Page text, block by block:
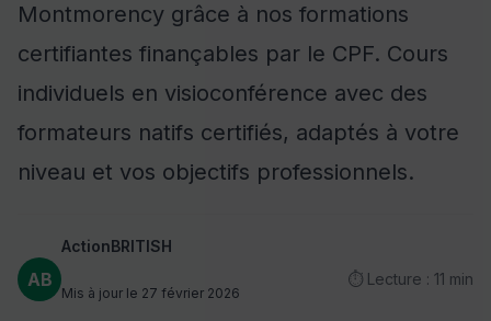
Montmorency grâce à nos formations
certifiantes finançables par le CPF. Cours
individuels en visioconférence avec des
formateurs natifs certifiés, adaptés à votre
niveau et vos objectifs professionnels.
AB
ActionBRITISH
Mis à jour le 27 février 2026
⏱ Lecture : 11 min